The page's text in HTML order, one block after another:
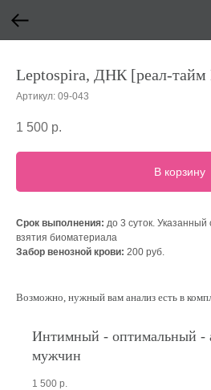
Leptospira, ДНК [реал-
Артикул: 09-043
1 500 р.
В корзину
Срок выполнения: до 3 суток. Указанный
взятия биоматериала
Забор венозной крови: 200 руб.
Возможно, нужный вам анализ есть в
Интимный - оптимальный -
мужчин
1 500 р.